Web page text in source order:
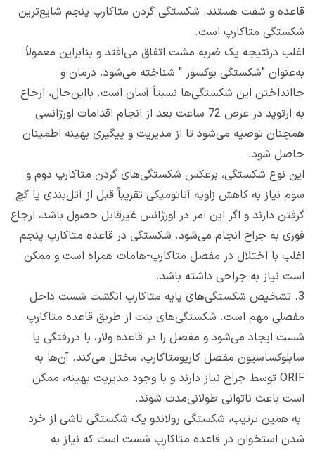
قاعده و شفت هستند. شکستگی گردن متاکارپ پنجم شایع‌ترین
شکستگی متاکارپ است.
اغلب درنتیجه یک ضربه مشت اتفاق می‌افتد و بنابراین معمولاً
به‌عنوان "شکستگی بوکسور " شناخته می‌شود. درمان و
جاانداختن این شکستگی‌ها نسبتاً آسان است. بااین‌حال، ارجاع
به ارتوپد در عرض 72 ساعت بعد از انجام اقدامات اورژانسی
همچنان توصیه می‌شود تا از مدیریت و پیگیری بهینه اطمینان
حاصل شود.
این نوع شکستگی، برعکس شکستگی‌های گردن متاکارپ دوم و
سوم نیاز به کاهش زاویه آناتومیکی تقریباً قبل از آتل‌بندی یا گچ
گرفتن دارند و اگر این امر در اورژانس غیرقابل حصول باشد، ارجاع
فوری به جراح انجام می‌شود. شکستگی در قاعده متاکارپ پنجم
اغلب با اختلال در مفصل متاکارپ-هامات همراه است و ممکن
است نیاز به جراحی داشته باشد.
3. تشخیص شکستگی‌های پایه متاکارپ انگشت شست داخل
مفصلی مهم است. شکستگی‌های بنت از طریق قاعده متاکارپ
شست ایجاد می‌شود و مفصل را در قاعده ولار، با دررفتگی یا
سابلوکساسیون مفصل کارپومتاکارپ، مختل می‌کند. آن‌ها به
ORIF توسط جراح نیاز دارند و با وجود مدیریت بهینه، ممکن
است باعث ناتوانی طولانی‌مدت شوند.
به همین ترتیب، شکستگی رولاندو یک شکستگی ناشی از خرد
شدن استخوان در قاعده متاکارپ شست است که نیاز به